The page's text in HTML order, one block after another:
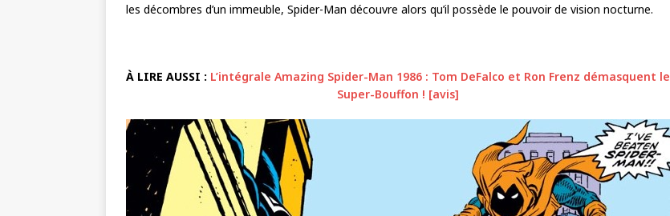
les décombres d’un immeuble, Spider-Man découvre alors qu’il possède le pouvoir de vision nocturne.
À LIRE AUSSI : L’intégrale Amazing Spider-Man 1986 : Tom DeFalco et Ron Frenz démasquent le
Super-Bouffon ! [avis]